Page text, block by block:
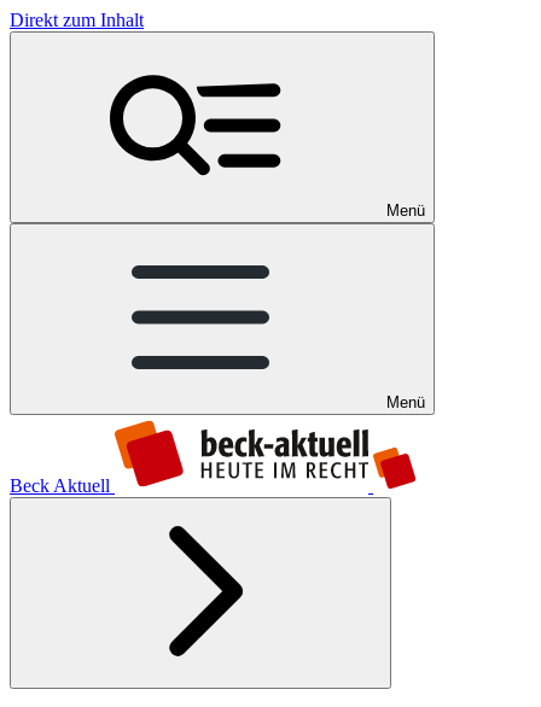
Direkt zum Inhalt
Menü
Menü
Beck Aktuell